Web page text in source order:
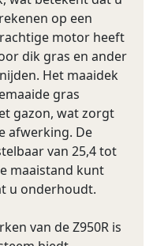
op een
motor heeft
dik gras en ander
Het maaidek
gras
gazon, wat zorgt
afwerking. De
van 25,4 tot
maaistand kunt
u onderhoudt.
van de Z950R is